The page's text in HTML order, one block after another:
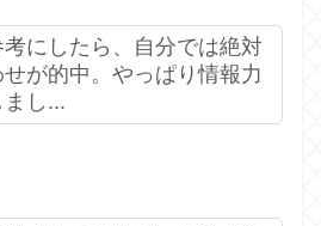
にしたら、自分では絶対
が的中。やっぱり情報力
し...